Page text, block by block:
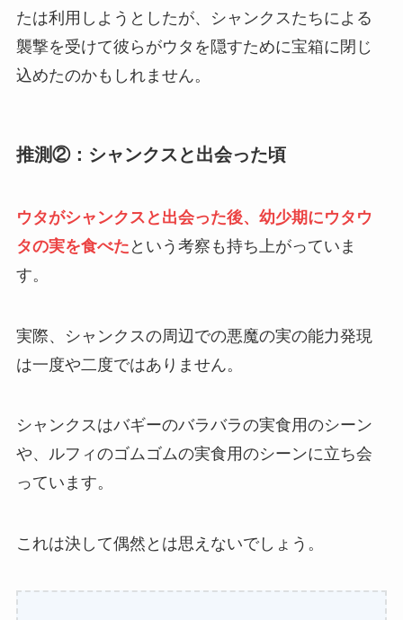
たは利用しようとしたが、シャンクスたちによる
襲撃を受けて彼らがウタを隠すために宝箱に閉じ
込めたのかもしれません。
推測②：シャンクスと出会った頃
ウタがシャンクスと出会った後、幼少期にウタウ
タの実を食べた という考察も持ち上がっていま
す。
実際、シャンクスの周辺での悪魔の実の能力発現
は一度や二度ではありません。
シャンクスはバギーのバラバラの実食用のシーン
や、ルフィのゴムゴムの実食用のシーンに立ち会
っています。
これは決して偶然とは思えないでしょう。